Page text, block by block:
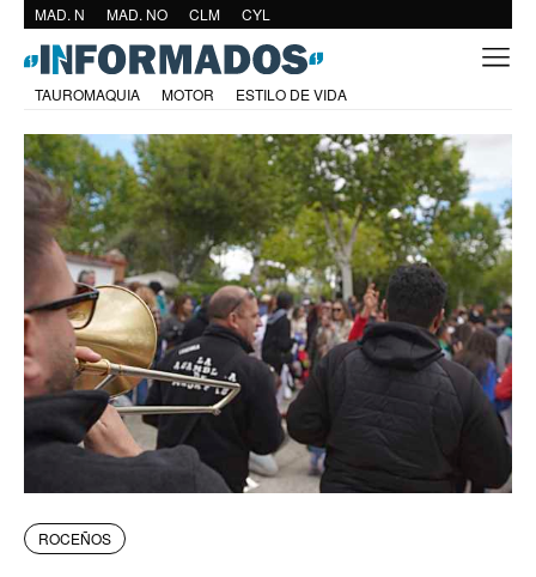
MAD. N MAD. NO CLM CYL
TAUROMAQUIA MOTOR ESTILO DE VIDA
ROCEÑOS